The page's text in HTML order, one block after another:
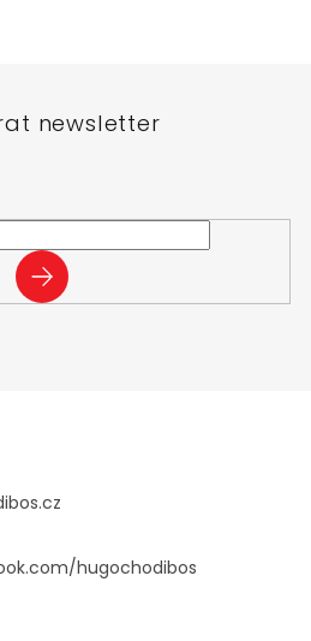
newsletter
PŘIHLÁSIT
SE
hugochodibos